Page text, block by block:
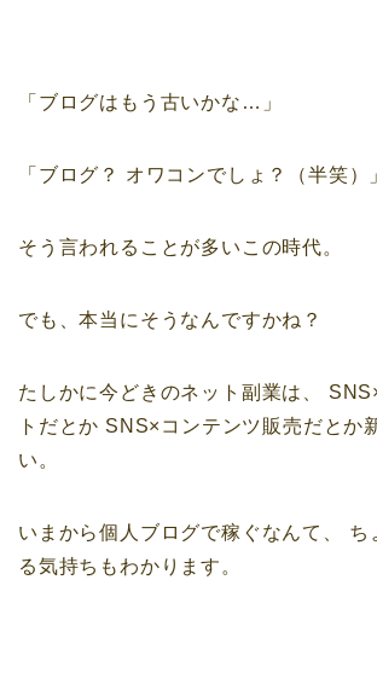
「ブログはもう古いかな…」
「ブログ？ オワコンでしょ？（半笑）
そう言われることが多いこの時代。
でも、本当にそうなんですかね？
たしかに今どきのネット副業は、
トだとか SNS×コンテンツ販売だとか
い。
いまから個人ブログで稼ぐなんて、
ち
る気持ちもわかります。